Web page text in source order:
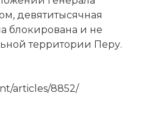
девятитысячная
блокирована и не
территории Перу.
articles/8852/